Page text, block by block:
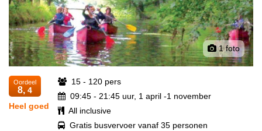
1 foto
Oordeel
8, 4
Heel goed
15 - 120 pers
09:45 - 21:45 uur, 1 april -1 november
All inclusive
Gratis busvervoer vanaf 35 personen